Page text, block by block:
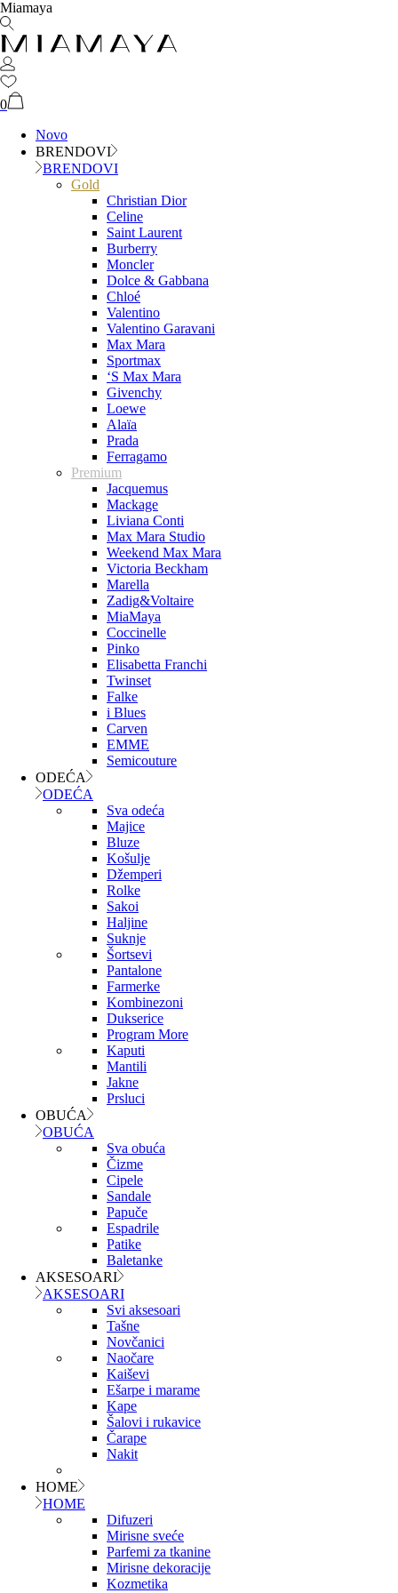
Miamaya
0
Novo
BRENDOVI
BRENDOVI
Gold
Christian Dior
Celine
Saint Laurent
Burberry
Moncler
Dolce & Gabbana
Chloé
Valentino
Valentino Garavani
Max Mara
Sportmax
‘S Max Mara
Givenchy
Loewe
Alaïa
Prada
Ferragamo
Premium
Jacquemus
Mackage
Liviana Conti
Max Mara Studio
Weekend Max Mara
Victoria Beckham
Marella
Zadig&Voltaire
MiaMaya
Coccinelle
Pinko
Elisabetta Franchi
Twinset
Falke
i Blues
Carven
EMME
Semicouture
ODEĆA
ODEĆA
Sva odeća
Majice
Bluze
Košulje
Džemperi
Rolke
Sakoi
Haljine
Suknje
Šortsevi
Pantalone
Farmerke
Kombinezoni
Dukserice
Program More
Kaputi
Mantili
Jakne
Prsluci
OBUĆA
OBUĆA
Sva obuća
Čizme
Cipele
Sandale
Papuče
Espadrile
Patike
Baletanke
AKSESOARI
AKSESOARI
Svi aksesoari
Tašne
Novčanici
Naočare
Kaiševi
Ešarpe i marame
Kape
Šalovi i rukavice
Čarape
Nakit
HOME
HOME
Difuzeri
Mirisne sveće
Parfemi za tkanine
Mirisne dekoracije
Kozmetika